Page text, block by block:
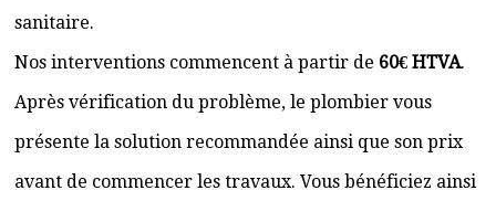
sanitaire.
Nos interventions commencent à partir de 60€ HTVA.
Après vérification du problème, le plombier vous
présente la solution recommandée ainsi que son prix
avant de commencer les travaux. Vous bénéficiez ainsi